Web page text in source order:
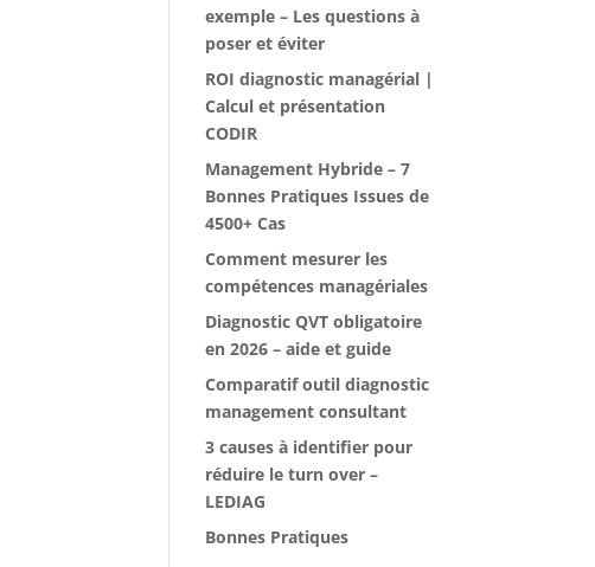
exemple – Les questions à
poser et éviter
ROI diagnostic managérial |
Calcul et présentation
CODIR
Management Hybride – 7
Bonnes Pratiques Issues de
4500+ Cas
Comment mesurer les
compétences managériales
Diagnostic QVT obligatoire
en 2026 – aide et guide
Comparatif outil diagnostic
management consultant
3 causes à identifier pour
réduire le turn over –
LEDIAG
Bonnes Pratiques